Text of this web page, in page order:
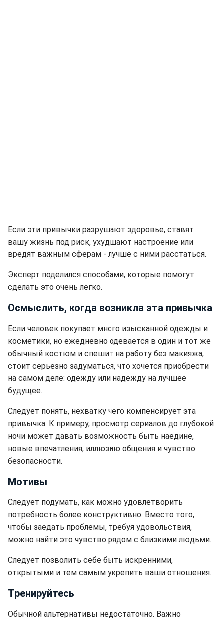
Если эти привычки разрушают здоровье, ставят
вашу жизнь под риск, ухудшают настроение или
вредят важным сферам - лучше с ними расстаться.
Эксперт поделился способами, которые помогут
сделать это очень легко.
Осмыслить, когда возникла эта привычка
Если человек покупает много изысканной одежды и
косметики, но ежедневно одевается в один и тот же
обычный костюм и спешит на работу без макияжа,
стоит серьезно задуматься, что хочется приобрести
на самом деле: одежду или надежду на лучшее
будущее.
Следует понять, нехватку чего компенсирует эта
привычка. К примеру, просмотр сериалов до глубокой
ночи может давать возможность быть наедине,
новые впечатления, иллюзию общения и чувство
безопасности.
Мотивы
Следует подумать, как можно удовлетворить
потребность более конструктивно. Вместо того,
чтобы заедать проблемы, требуя удовольствия,
можно найти это чувство рядом с близкими людьми.
Следует позволить себе быть искренними,
открытыми и тем самым укрепить ваши отношения.
Тренируйтесь
Обычной альтернативы недостаточно. Важно